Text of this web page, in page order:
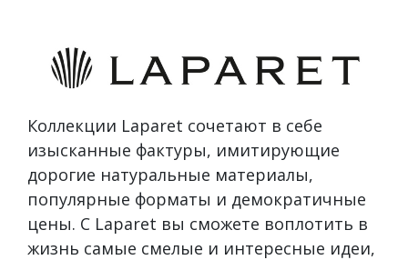
Коллекции Laparet сочетают в себе
изысканные фактуры, имитирующие
дорогие натуральные материалы,
популярные форматы и демократичные
цены. С Laparet вы сможете воплотить в
жизнь самые смелые и интересные идеи,